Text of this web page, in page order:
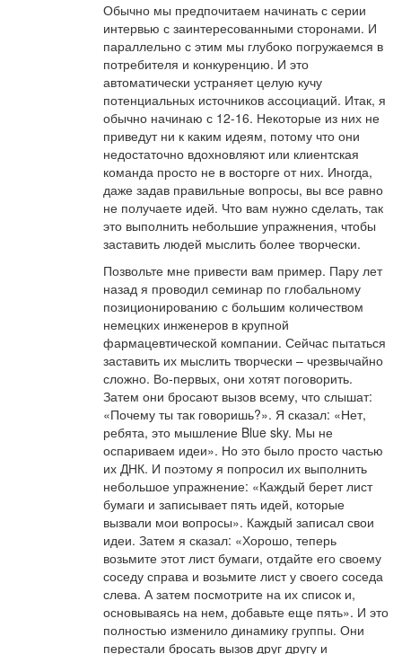
Обычно мы предпочитаем начинать с серии
интервью с заинтересованными сторонами. И
параллельно с этим мы глубоко погружаемся в
потребителя и конкуренцию. И это
автоматически устраняет целую кучу
потенциальных источников ассоциаций. Итак, я
обычно начинаю с 12-16. Некоторые из них не
приведут ни к каким идеям, потому что они
недостаточно вдохновляют или клиентская
команда просто не в восторге от них. Иногда,
даже задав правильные вопросы, вы все равно
не получаете идей. Что вам нужно сделать, так
это выполнить небольшие упражнения, чтобы
заставить людей мыслить более творчески.
Позвольте мне привести вам пример. Пару лет
назад я проводил семинар по глобальному
позиционированию с большим количеством
немецких инженеров в крупной
фармацевтической компании. Сейчас пытаться
заставить их мыслить творчески – чрезвычайно
сложно. Во-первых, они хотят поговорить.
Затем они бросают вызов всему, что слышат:
«Почему ты так говоришь?». Я сказал: «Нет,
ребята, это мышление Blue sky. Мы не
оспариваем идеи». Но это было просто частью
их ДНК. И поэтому я попросил их выполнить
небольшое упражнение: «Каждый берет лист
бумаги и записывает пять идей, которые
вызвали мои вопросы». Каждый записал свои
идеи. Затем я сказал: «Хорошо, теперь
возьмите этот лист бумаги, отдайте его своему
соседу справа и возьмите лист у своего соседа
слева. А затем посмотрите на их список и,
основываясь на нем, добавьте еще пять». И это
полностью изменило динамику группы. Они
перестали бросать вызов друг другу и